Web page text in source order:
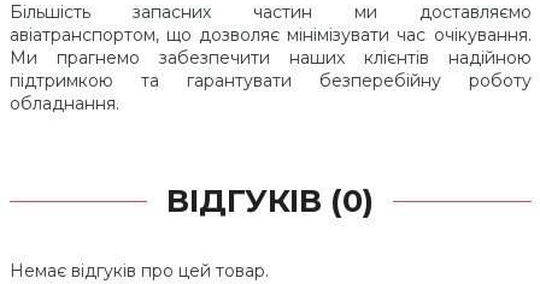
Більшість запасних частин ми доставляємо
авіатранспортом, що дозволяє мінімізувати час очікування.
Ми прагнемо забезпечити наших клієнтів надійною
підтримкою та гарантувати безперебійну роботу
обладнання.
ВІДГУКІВ (0)
Немає відгуків про цей товар.